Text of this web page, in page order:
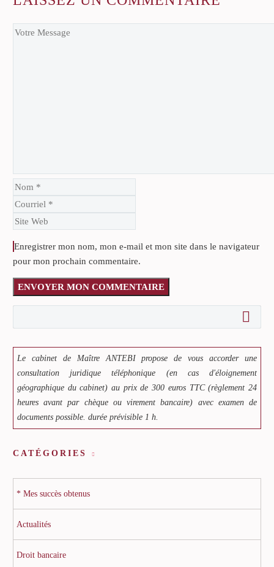
Enregistrer mon nom, mon e-mail et mon site dans le navigateur
pour mon prochain commentaire.
ENVOYER MON COMMENTAIRE
Le cabinet de Maître ANTEBI propose de vous accorder une
consultation juridique téléphonique (en cas d'éloignement
géographique du cabinet) au prix de 300 euros TTC (règlement 24
heures avant par chèque ou virement bancaire) avec examen de
documents possible. durée prévisible 1 h.
CATÉGORIES
* Mes succès obtenus
Actualités
Droit bancaire